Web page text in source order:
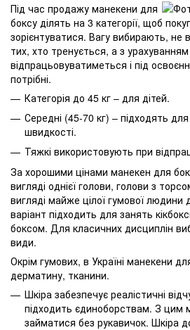
Під час продажу манекени для
боксу ділять на 3 категорії, щоб
зорієнтуватися. Вагу вибирають, не
тих, хто тренується, а з
відпрацьовуватиметься і під
потрібні.
Категорія до 45 кг – для дітей.
Середні (45-70 кг) – підходять
швидкості.
Тяжкі використовують при
За хорошими цінами манекен для
вигляді однієї голови, голови з
вигляді майже цілої гумової людини
варіант підходить для занять
боксом. Для класичних дисциплін
види.
Окрім гумових, в Україні манекени
дерматину, тканини.
Шкіра забезпечує реалістичні
підходить єдиноборствам. З цим
займатися без рукавичок. Шкіра